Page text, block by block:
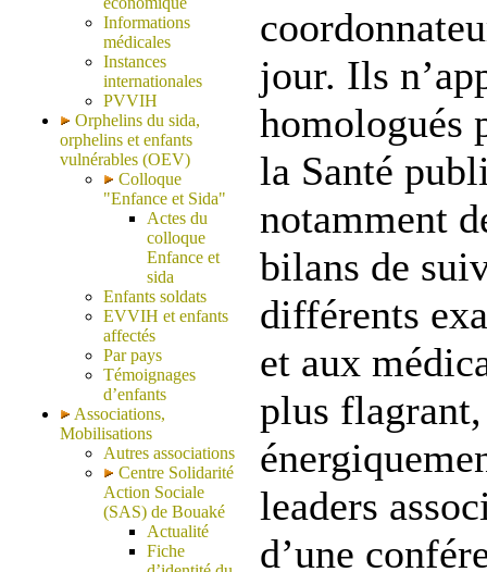
Informations
médicales
Instances
internationales
PVVIH
Orphelins du sida,
orphelins et enfants
vulnérables (OEV)
Colloque
"Enfance et Sida"
Actes du
colloque
Enfance et
sida
Enfants soldats
EVVIH et enfants
affectés
Par pays
Témoignages
d’enfants
Associations,
Mobilisations
Autres associations
Centre Solidarité
Action Sociale
(SAS) de Bouaké
Actualité
Fiche
jour. Ils
homologués
la Santé
notamment
bilans de
différents
et aux
plus
leaders
d’une